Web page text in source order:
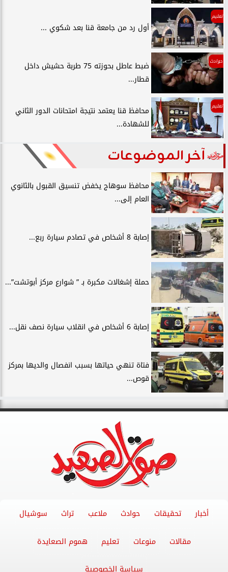
تعليم
أول رد من جامعة قنا بعد شكوي ...
حوادث
ضبط عاطل بحوزته 75 طربة حشيش داخل
قطار...
تعليم
محافظ قنا يعتمد نتيجة امتحانات الدور الثاني
للشهادة...
آخر الموضوعات
محافظ سوهاج يخفض تنسيق القبول بالثانوي
العام إلى...
إصابة 8 أشخاص في تصادم سيارة ربع...
حملة إشغالات مكبرة بـ ” شوارع مركز أبوتشت”...
إصابة 6 أشخاص في انقلاب سيارة نصف نقل...
فتاة تنهي حياتها بسبب انفصال والديها بمركز
قوص...
أخبار تحقيقات حوادث ملاعب تراث سوشيال
مقالات منوعات تعليم هموم الصعايدة
سياسة الخصوصية